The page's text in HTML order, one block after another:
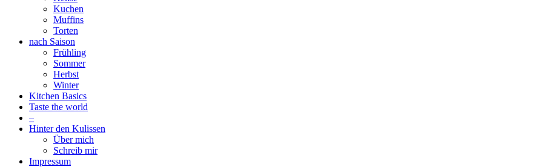
Kuchen
Muffins
Torten
nach Saison
Frühling
Sommer
Herbst
Winter
Kitchen Basics
Taste the world
–
Hinter den Kulissen
Über mich
Schreib mir
Impressum